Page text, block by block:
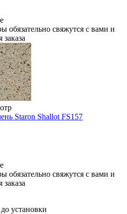
обязательно свяжутся с вами и
заказа
Staron Shallot FS157
обязательно свяжутся с вами и
заказа
установки